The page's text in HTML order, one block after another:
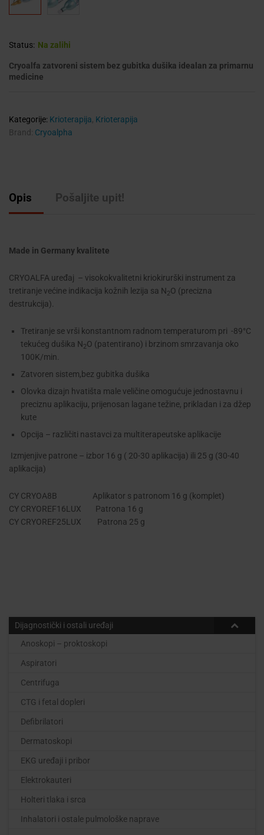
Status: Na zalihi
Cryoalfa zatvoreni sistem bez gubitka dušika idealan za primarnu
medicine
Kategorije: Krioterapija, Krioterapija
Brand: Cryoalpha
Opis Pošaljite upit!
Made in Germany kvalitete
CRYOALFA uređaj – visokokvalitetni kriokirurški instrument za
tretiranje većine indikacija kožnih lezija sa N2O (precizna
destrukcija).
Tretiranje se vrši konstantnom radnom temperaturom pri -89°C
tekućeg dušika N2O (patentirano) i brzinom smrzavanja oko
100K/min.
Zatvoren sistem,bez gubitka dušika
Olovka dizajn hvatišta male veličine omogućuje jednostavnu i
preciznu aplikaciju, prijenosan lagane težine, prikladan i za džep
kute
Opcija – različiti nastavci za multiterapeutske aplikacije
Izmjenjive patrone – izbor 16 g ( 20-30 aplikacija) ili 25 g (30-40
aplikacija)
CY CRYOA8B
Aplikator s patronom 16 g (komplet)
CY CRYOREF16LUX
Patrona 16 g
CY CRYOREF25LUX Patrona 25 g
Dijagnostički i ostali uređaji
Anoskopi – proktoskopi
Aspiratori
Centrifuga
CTG i fetal dopleri
Defibrilatori
Dermatoskopi
EKG uređaji i pribor
Elektrokauteri
Holteri tlaka i srca
Inhalatori i ostale pulmološke naprave